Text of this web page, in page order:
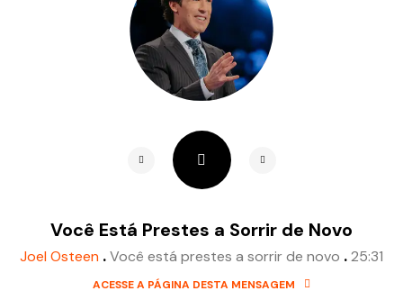
Você Está Prestes a Sorrir de Novo
Joel Osteen .Você está prestes a sorrir de novo .25:31
ACESSE A PÁGINA DESTA MENSAGEM